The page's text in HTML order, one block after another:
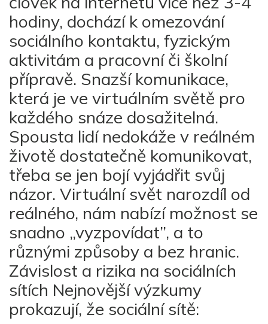
hodiny, dochází k omezování
sociálního kontaktu, fyzickým
aktivitám a pracovní či školní
přípravě. Snazší komunikace,
která je ve virtuálním světě pro
každého snáze dosažitelná.
Spousta lidí nedokáže v reálném
životě dostatečně komunikovat,
třeba se jen bojí vyjádřit svůj
názor. Virtuální svět narozdíl od
reálného, nám nabízí možnost se
snadno „vyzpovídat”, a to
různými způsoby a bez hranic.
Závislost a rizika na sociálních
sítích Nejnovější výzkumy
prokazují, že sociální sítě: